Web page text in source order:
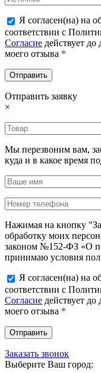
Я согласен(на) на
соответствии с
Согласие действует
моего отзыва *
Отправить заявку
×
Мы перезвоним вам,
куда и в какое время
Нажимая на кнопку
обработку моих
законом №152-ФЗ «О
принимаю условия
Я согласен(на) на
соответствии с
Согласие действует
моего отзыва *
Заказать звонок
Выберите Ваш город: